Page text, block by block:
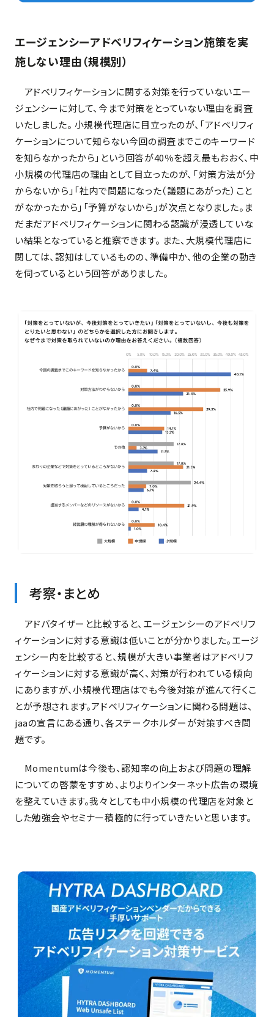
エージェンシーアドベリフィケーション施策を実
施しない理由（規模別）
アドベリフィケーションに関する対策を行っていないエー
ジェンシーに対して、今まで対策をとっていない理由を調査
いたしました。 小規模代理店に目立ったのが、「アドベリフィ
ケーションについて知らない今回の調査までこのキーワード
を知らなかったから」という回答が40％を超え最もおおく、中
小規模の代理店の理由として目立ったのが、「対策方法が分
からないから」「社内で問題になった（議題にあがった）こと
がなかったから」「予算がないから」が次点となりました。ま
だまだアドベリフィケーションに関わる認識が浸透していな
い結果となっていると推察できます。 また、大規模代理店に
関しては、認知はしているものの、準備中か、他の企業の動き
を伺っているという回答がありました。
考察・まとめ
アドバタイザーと比較すると、エージェンシーのアドベリフ
ィケーションに対する意識は低いことが分かりました。エージ
ェンシー内を比較すると、規模が大きい事業者はアドベリフ
ィケーションに対する意識が高く、対策が行われている傾向
にありますが、小規模代理店はでも今後対策が進んて行くこ
とが予想されます。アドベリフィケーションに関わる問題は、
jaaの宣言にある通り、各ステークホルダーが対策すべき問
題です。
Momentumは今後も、認知率の向上および問題の理解
についての啓蒙をすすめ、よりよりインターネット広告の環境
を整えていきます。我々としても中小規模の代理店を対象と
した勉強会やセミナー積極的に行っていきたいと思います。